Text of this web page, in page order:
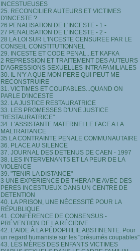
INCESTUEUSES
25. RECONCILIER AUTEURS ET VICTIMES
D'INCESTE ?
26 PENALISATION DE L'INCESTE - 1 -
27 PENALISATION DE L'INCESTE - 2 -
28 LA LOI SUR L'INCESTE CENSUREE PAR LE
CONSEIL CONSTITUTIONNEL
29. INCESTE ET CODE PENAL...ET KAFKA
2 REPRESSION ET TRAITEMENT DES AUTEURS
D'AGRESSIONS SEXUELLES INTRAFAMILIALES
30. IL N'Y A QUE MON PERE QUI PEUT ME
RECONSTRUIRE
31. VICTIMES ET COUPABLES...QUAND ON
PARLE D'INCESTE
32. LA JUSTICE RESTAURATRICE
33. LES PROMESSES D'UNE JUSTICE
"RESTAURATRICE"
34. L'ASSISTANTE MATERNELLE FACE A LA
MALTRAITANCE
35 LA CONTRAINTE PENALE COMMUNAUTAIRE
36. PLACE AU SILENCE
37. JOURNAL DES DETENUS DE CAEN - 1997
38. LES INTERVENANTS ET LA PEUR DE LA
VIOLENCE
39. "TENIR LA DISTANCE"
3 UNE EXPERIENCE DE THERAPIE AVEC DES
PERES INCESTUEUX DANS UN CENTRE DE
DETENTION
40. LA PRISON, UNE NÉCESSITÉ POUR LA
RÉPUBLIQUE
41. CONFÉRENCE DE CONSENSUS -
PRÉVENTION DE LA RÉCIDIVE
42. L'AIDE À LA PÉDOPHILIE ABSTINENTE. Pour
un regard humaniste sur les "présumés coupables"
43. LES MÈRES DES ENFANTS VICTIMES